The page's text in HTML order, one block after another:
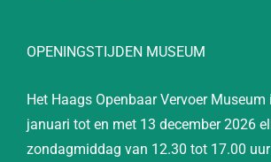
OPENINGSTIJDEN MUSEUM
Het Haags Openbaar Vervoer Museum
januari tot en met 13 december 2026
zondagmiddag van 12.30 tot 17.00